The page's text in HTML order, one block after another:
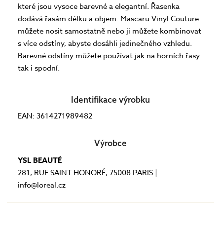
které jsou vysoce barevné a elegantní. Řasenka
dodává řasám délku a objem. Mascaru Vinyl Couture
můžete nosit samostatně nebo ji můžete kombinovat
s více odstíny, abyste dosáhli jedinečného vzhledu.
Barevné odstíny můžete používat jak na horních řasy
tak i spodní.
Identifikace výrobku
EAN: 3614271989482
Výrobce
YSL BEAUTÉ
281, RUE SAINT HONORÉ, 75008 PARIS |
info@loreal.cz